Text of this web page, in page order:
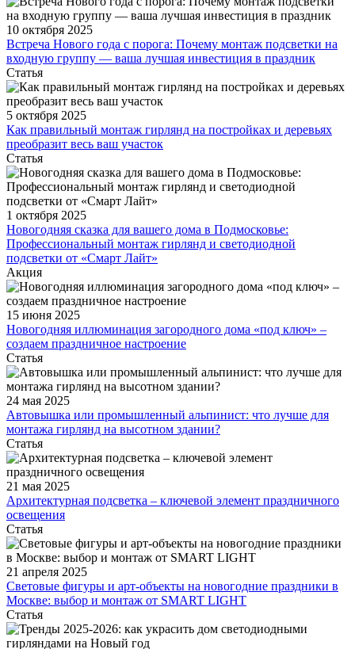
10 октября 2025
Встреча Нового года с порога: Почему монтаж подсветки на
входную группу — ваша лучшая инвестиция в праздник
Статья
5 октября 2025
Как правильный монтаж гирлянд на постройках и деревьях
преобразит весь ваш участок
Статья
1 октября 2025
Новогодняя сказка для вашего дома в Подмосковье:
Профессиональный монтаж гирлянд и светодиодной
подсветки от «Смарт Лайт»
Акция
15 июня 2025
Новогодняя иллюминация загородного дома «под ключ» –
создаем праздничное настроение
Статья
24 мая 2025
Автовышка или промышленный альпинист: что лучше для
монтажа гирлянд на высотном здании?
Статья
21 мая 2025
Архитектурная подсветка – ключевой элемент праздничного
освещения
Статья
21 апреля 2025
Световые фигуры и арт-объекты на новогодние праздники в
Москве: выбор и монтаж от SMART LIGHT
Статья